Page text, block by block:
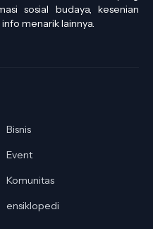
sosial budaya, kesenian
menarik lainnya.
Bisnis
Event
Komunitas
ensiklopedi